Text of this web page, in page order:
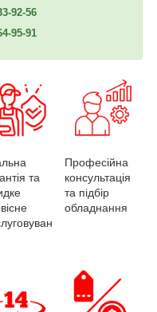
92-56
95-91
та
Професійна
консультація
та підбір
обладнання